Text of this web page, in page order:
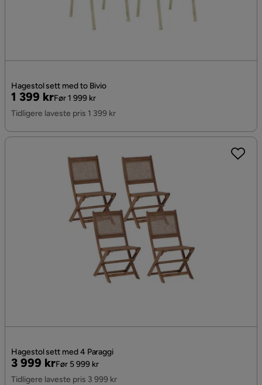
Hagestol sett med to Bivio
Pris
1 399 kr
Original
Pris
Før 1 999 kr
Tidligere laveste pris 1 399 kr
Hagestol sett med 4 Paraggi
Pris
3 999 kr
Original
Pris
Før 5 999 kr
Tidligere laveste pris 3 999 kr